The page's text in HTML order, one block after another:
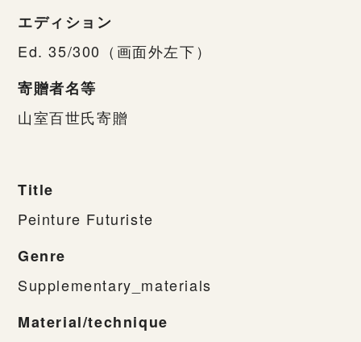
エディション
Ed. 35/300（画面外左下）
寄贈者名等
山室百世氏寄贈
Title
Peinture Futuriste
Genre
Supplementary_materials
Material/technique